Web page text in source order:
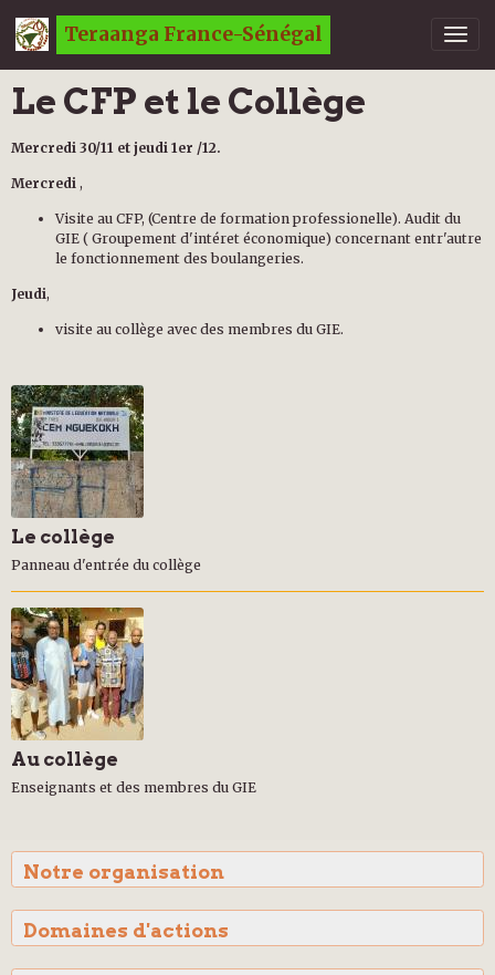
Teraanga France-Sénégal
Le CFP et le Collège
Mercredi 30/11 et jeudi 1er /12.
Mercredi ,
Visite au CFP, (Centre de formation professionelle). Audit du
GIE ( Groupement d'intéret économique) concernant entr'autre
le fonctionnement des boulangeries.
Jeudi,
visite au collège avec des membres du GIE.
Le collège
Panneau d'entrée du collège
Au collège
Enseignants et des membres du GIE
Notre organisation
Domaines d'actions